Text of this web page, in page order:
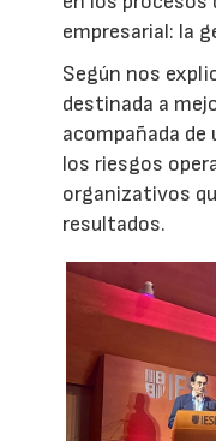
empresarial: la
Según nos
destinada a
acompañada de
los riesgos
organizativos
resultados.